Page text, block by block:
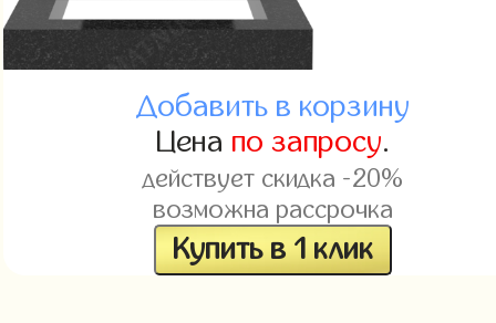
Добавить в корзину
Цена по запросу.
действует скидка -20%
возможна рассрочка
Купить в 1 клик